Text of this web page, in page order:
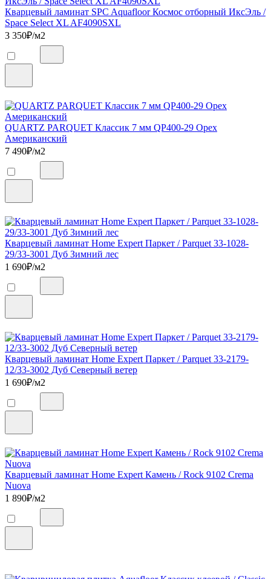
Кварцевый ламинат SPC Aquafloor Космос отборный ИксЭль /
Space Select XL AF4090SXL
3 350₽/м2
QUARTZ PARQUET Классик 7 мм QP400-29 Орех
Американский
7 490₽/м2
Кварцевый ламинат Home Expert Паркет / Parquet 33-1028-
29/33-3001 Дуб Зимний лес
1 690₽/м2
Кварцевый ламинат Home Expert Паркет / Parquet 33-2179-
12/33-3002 Дуб Северный ветер
1 690₽/м2
Кварцевый ламинат Home Expert Камень / Rock 9102 Crema
Nuova
1 890₽/м2